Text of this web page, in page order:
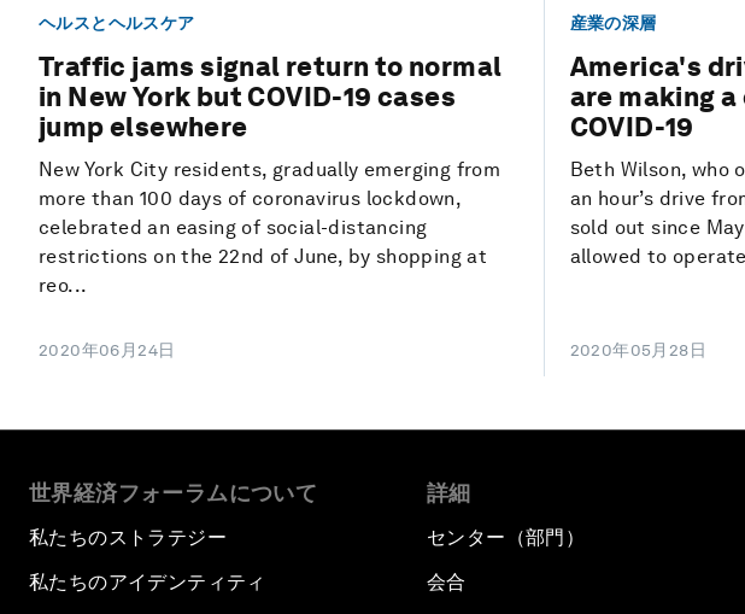
ヘルスとヘルスケア
Traffic jams signal return to normal
in New York but COVID-19 cases
jump elsewhere
New York City residents, gradually emerging from
more than 100 days of coronavirus lockdown,
celebrated an easing of social-distancing
restrictions on the 22nd of June, by shopping at
reo...
2020年06月24日
産業の深層
America's
are making
COVID-19
Beth Wilson, who
an hour’s drive
sold out since
allowed to operate
2020年05月28日
世界経済フォーラムについて
私たちのストラテジー
私たちのアイデンティティ
詳細
センター（部門）
会合